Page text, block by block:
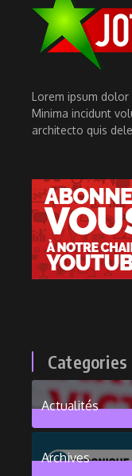
Lorem ipsum
Minima incidunt
architecto quis
Categories
Actualités
Archives